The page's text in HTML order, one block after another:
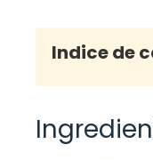
Indice de